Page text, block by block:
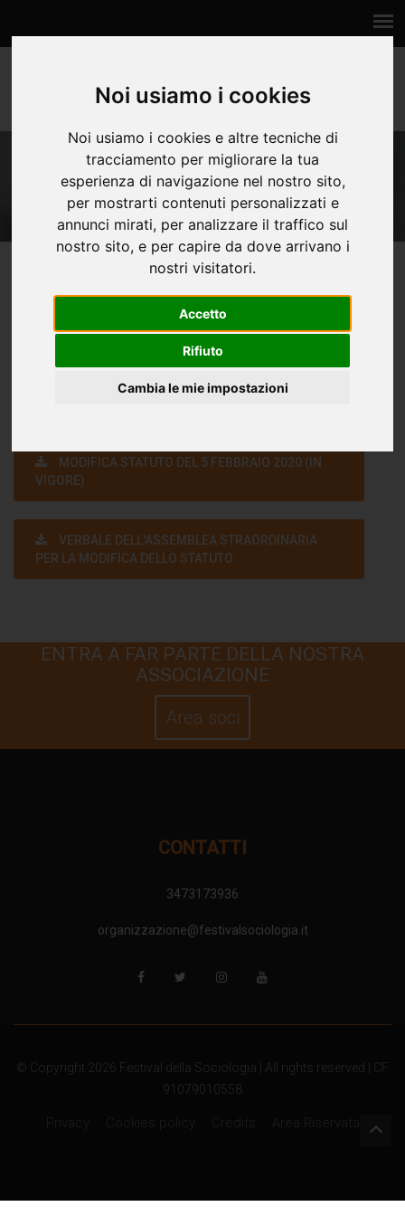
Noi usiamo i cookies
Noi usiamo i cookies e altre tecniche di
tracciamento per migliorare la tua
esperienza di navigazione nel nostro sito,
per mostrarti contenuti personalizzati e
annunci mirati, per analizzare il traffico sul
nostro sito, e per capire da dove arrivano i
nostri visitatori.
Accetto
Rifiuto
Cambia le mie impostazioni
STATUTO E REGOLAMENTI
Associazione Statuto e regolamenti
Lo Statuto dell'Associazione per il Festival della Sociologia è stato
stipulato per la prima volta il 2/10/2019 e registrato il 18/10/2019
presso lo studio notaio Duranti di Perugia. Il 5 febbraio 2020,
sempre presso codesto studio, lo statuto è stato modificato come
dai documenti che seguono e che sono quelli attualmente in
MODIFICA STATUTO DEL 5 FEBBRAIO 2020 (IN
VIGORE)
VERBALE DELL'ASSEMBLEA STRAORDINARIA
PER LA MODIFICA DELLO STATUTO
ENTRA A FAR PARTE DELLA NOSTRA
ASSOCIAZIONE
Area soci
CONTATTI
3473173936
organizzazione@festivalsociologia.it
© Copyright 2026 Festival della Sociologia | All rights reserved | CF
91079010558